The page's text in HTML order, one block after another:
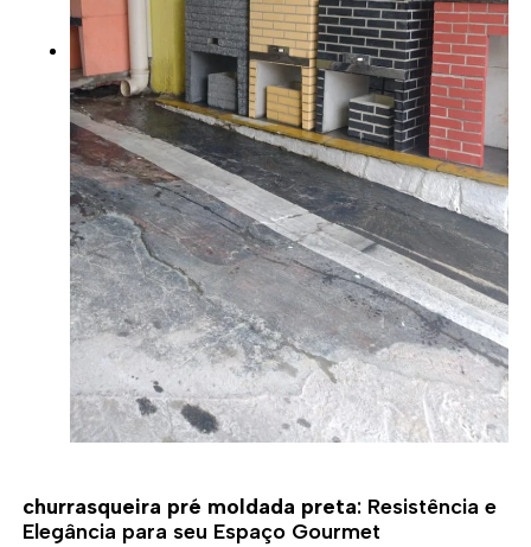
churrasqueira pré moldada preta: Resistência e
Elegância para seu Espaço Gourmet